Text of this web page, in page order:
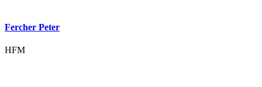
Fercher Peter
HFM